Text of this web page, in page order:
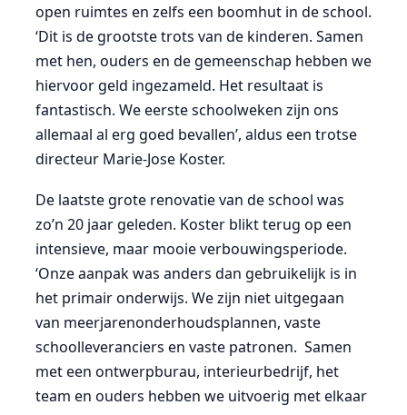
open ruimtes en zelfs een boomhut in de school.
‘Dit is de grootste trots van de kinderen. Samen
met hen, ouders en de gemeenschap hebben we
hiervoor geld ingezameld. Het resultaat is
fantastisch. We eerste schoolweken zijn ons
allemaal al erg goed bevallen’, aldus een trotse
directeur Marie-Jose Koster.
De laatste grote renovatie van de school was
zo’n 20 jaar geleden. Koster blikt terug op een
intensieve, maar mooie verbouwingsperiode.
‘Onze aanpak was anders dan gebruikelijk is in
het primair onderwijs. We zijn niet uitgegaan
van meerjarenonderhoudsplannen, vaste
schoolleveranciers en vaste patronen. Samen
met een ontwerpburau, interieurbedrijf, het
team en ouders hebben we uitvoerig met elkaar